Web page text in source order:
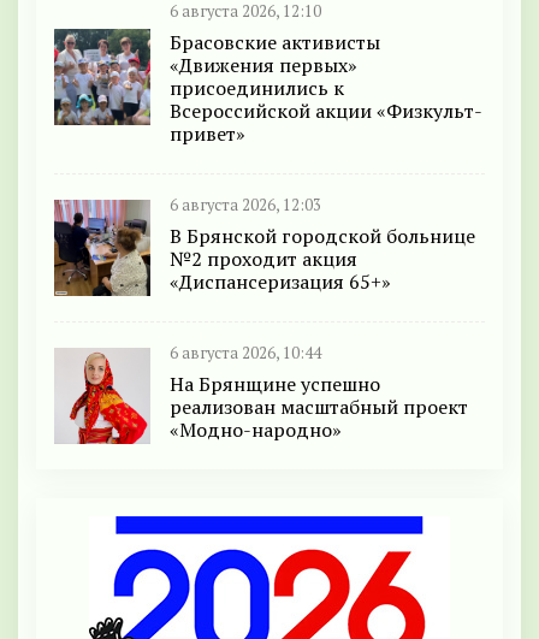
6 августа 2026, 12:10
Брасовские активисты
«Движения первых»
присоединились к
Всероссийской акции «Физкульт-
привет»
6 августа 2026, 12:03
В Брянской городской больнице
№2 проходит акция
«Диспансеризация 65+»
6 августа 2026, 10:44
На Брянщине успешно
реализован масштабный проект
«Модно-народно»